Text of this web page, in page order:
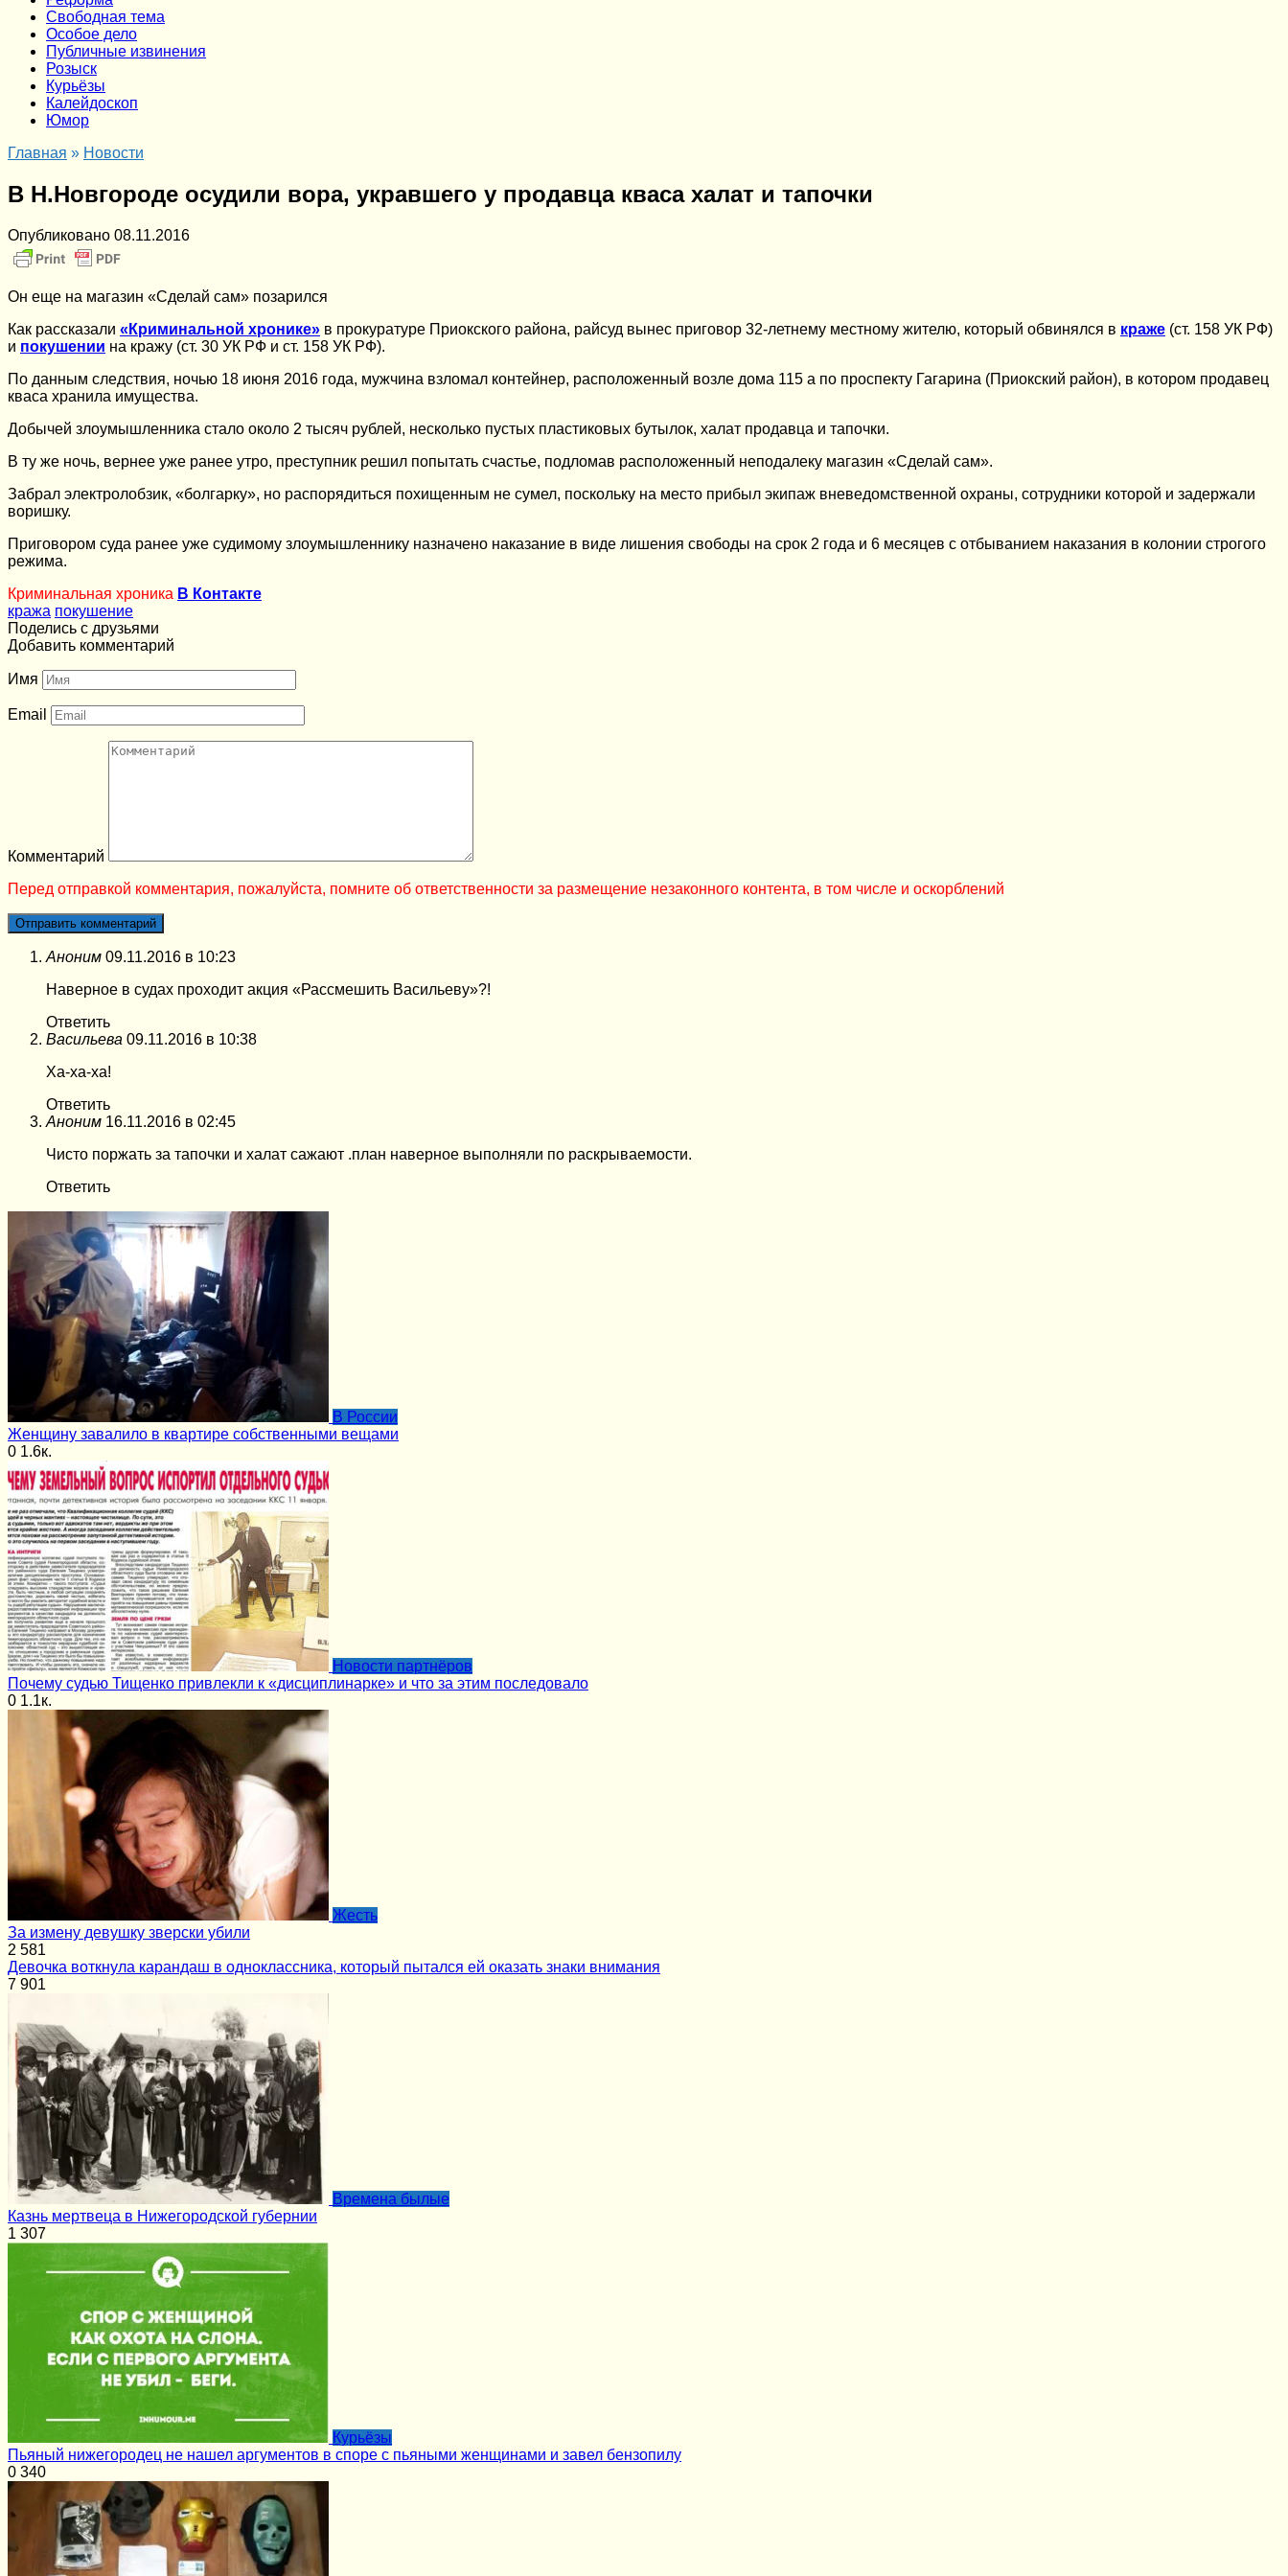
Cвободная тема
Особое дело
Публичные извинения
Розыск
Курьёзы
Калейдоскоп
Юмор
Главная » Новости
В Н.Новгороде осудили вора, укравшего у продавца кваса халат и тапочки
Опубликовано 08.11.2016
Он еще на магазин «Сделай сам» позарился
Как рассказали «Криминальной хронике» в прокуратуре Приокского района, райсуд вынес приговор 32-летнему местному жителю, который обвинялся в краже (ст. 158 УК РФ)
и покушении на кражу (ст. 30 УК РФ и ст. 158 УК РФ).
По данным следствия, ночью 18 июня 2016 года, мужчина взломал контейнер, расположенный возле дома 115 а по проспекту Гагарина (Приокский район), в котором продавец
кваса хранила имущества.
Добычей злоумышленника стало около 2 тысяч рублей, несколько пустых пластиковых бутылок, халат продавца и тапочки.
В ту же ночь, вернее уже ранее утро, преступник решил попытать счастье, подломав расположенный неподалеку магазин «Сделай сам».
Забрал электролобзик, «болгарку», но распорядиться похищенным не сумел, поскольку на место прибыл экипаж вневедомственной охраны, сотрудники которой и задержали
воришку.
Приговором суда ранее уже судимому злоумышленнику назначено наказание в виде лишения свободы на срок 2 года и 6 месяцев с отбыванием наказания в колонии строгого
режима.
Криминальная хроника В Контакте
кража покушение
Поделись с друзьями
Добавить комментарий
Имя
Email
Комментарий
Перед отправкой комментария, пожалуйста, помните об ответственности за размещение незаконного контента, в том числе и оскорблений
Аноним 09.11.2016 в 10:23
Наверное в судах проходит акция «Рассмешить Васильеву»?!
Ответить
Васильева 09.11.2016 в 10:38
Ха-ха-ха!
Ответить
Аноним 16.11.2016 в 02:45
Чисто поржать за тапочки и халат сажают .план наверное выполняли по раскрываемости.
Ответить
В России
Женщину завалило в квартире собственными вещами
0 1.6к.
Новости партнёров
Почему судью Тищенко привлекли к «дисциплинарке» и что за этим последовало
0 1.1к.
Жесть
За измену девушку зверски убили
2 581
Девочка воткнула карандаш в одноклассника, который пытался ей оказать знаки внимания
7 901
Времена былые
Казнь мертвеца в Нижегородской губернии
1 307
Курьёзы
Пьяный нижегородец не нашел аргументов в споре с пьяными женщинами и завел бензопилу
0 340